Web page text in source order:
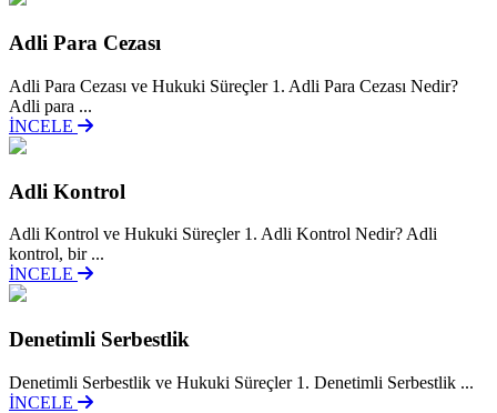
Adli Para Cezası
Adli Para Cezası ve Hukuki Süreçler 1. Adli Para Cezası Nedir?
Adli para ...
İNCELE
Adli Kontrol
Adli Kontrol ve Hukuki Süreçler 1. Adli Kontrol Nedir? Adli
kontrol, bir ...
İNCELE
Denetimli Serbestlik
Denetimli Serbestlik ve Hukuki Süreçler 1. Denetimli Serbestlik ...
İNCELE